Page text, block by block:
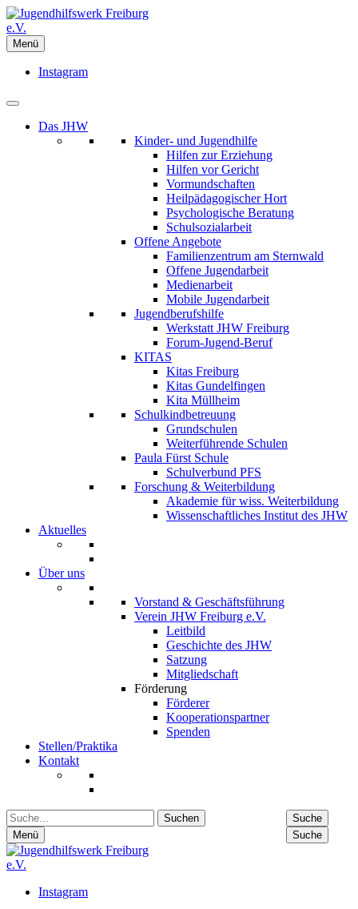
Jugendhilfswerk Freiburg e.V.
Aufwachsen begleiten – Chancengleichheit verwirklichen
Menü
Instagram
Das JHW
Kinder- und Jugendhilfe
Hilfen zur Erziehung
Hilfen vor Gericht
Vormundschaften
Heilpädagogischer Hort
Psychologische Beratung
Schulsozialarbeit
Offene Angebote
Familienzentrum am Sternwald
Offene Jugendarbeit
Medienarbeit
Mobile Jugendarbeit
Jugendberufshilfe
Werkstatt JHW Freiburg
Forum-Jugend-Beruf
KITAS
Kitas Freiburg
Kitas Gundelfingen
Kita Müllheim
Schulkindbetreuung
Grundschulen
Weiterführende Schulen
Paula Fürst Schule
Schulverbund PFS
Forschung & Weiterbildung
Akademie für wiss. Weiterbildung
Wissenschaftliches Institut des JHW
Aktuelles
Über uns
Vorstand & Geschäftsführung
Verein JHW Freiburg e.V.
Leitbild
Geschichte des JHW
Satzung
Mitgliedschaft
Förderung
Förderer
Kooperationspartner
Spenden
Stellen/Praktika
Kontakt
Suche
Suche
Menü Suche
Instagram